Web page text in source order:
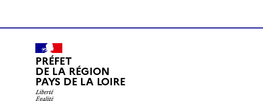
PRÉFET
DE LA RÉGION
PAYS DE LA LOIRE